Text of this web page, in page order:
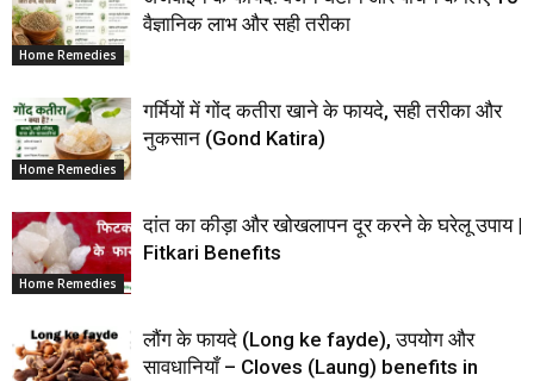
Home Remedies
वैज्ञानिक लाभ और सही तरीका
Home Remedies
गर्मियों में गोंद कतीरा खाने के फायदे, सही तरीका और
नुकसान (Gond Katira)
Home Remedies
दांत का कीड़ा और खोखलापन दूर करने के घरेलू उपाय |
Fitkari Benefits
लौंग के फायदे (Long ke fayde), उपयोग और
सावधानियाँ – Cloves (Laung) benefits in